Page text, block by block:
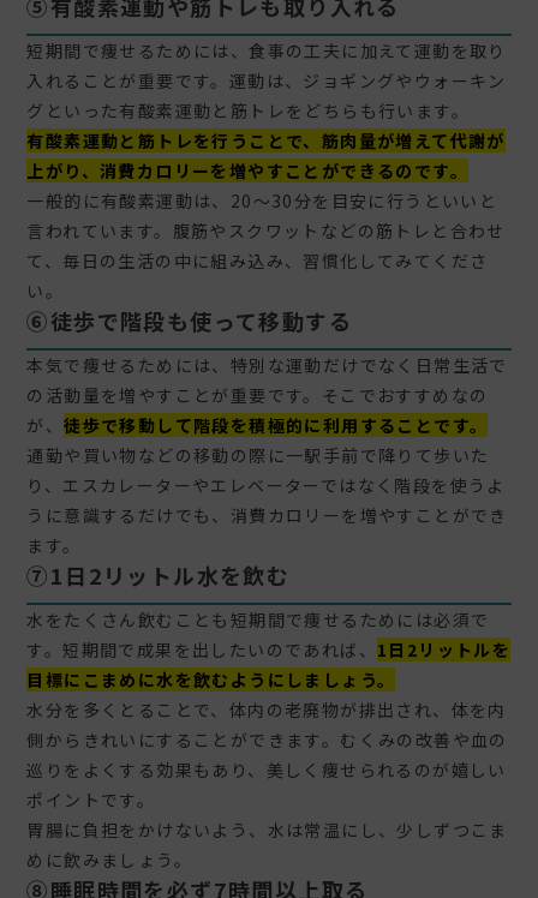
⑤有酸素運動や筋トレも取り入れる
短期間で痩せるためには、食事の工夫に加えて運動を取り
入れることが重要です。運動は、ジョギングやウォーキン
グといった有酸素運動と筋トレをどちらも行います。
有酸素運動と筋トレを行うことで、筋肉量が増えて代謝が
上がり、消費カロリーを増やすことができるのです。
一般的に有酸素運動は、20〜30分を目安に行うといいと
言われています。腹筋やスクワットなどの筋トレと合わせ
て、毎日の生活の中に組み込み、習慣化してみてくださ
い。
⑥徒歩で階段も使って移動する
本気で痩せるためには、特別な運動だけでなく日常生活で
の活動量を増やすことが重要です。そこでおすすめなの
が、徒歩で移動して階段を積極的に利用することです。
通勤や買い物などの移動の際に一駅手前で降りて歩いた
り、エスカレーターやエレベーターではなく階段を使うよ
うに意識するだけでも、消費カロリーを増やすことができ
ます。
⑦1日2リットル水を飲む
水をたくさん飲むことも短期間で痩せるためには必須で
す。短期間で成果を出したいのであれば、 1日2リットルを
目標にこまめに水を飲むようにしましょう。
水分を多くとることで、体内の老廃物が排出され、体を内
側からきれいにすることができます。むくみの改善や血の
巡りをよくする効果もあり、美しく痩せられるのが嬉しい
ポイントです。
胃腸に負担をかけないよう、水は常温にし、少しずつこま
めに飲みましょう。
⑧睡眠時間を必ず7時間以上取る